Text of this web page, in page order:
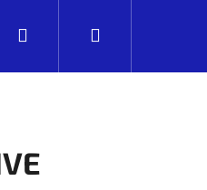
Prihlásenie